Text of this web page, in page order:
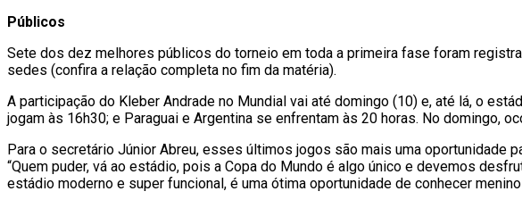
Públicos
Sete dos dez melhores públicos do torneio em toda a primeira fase foram
sedes (confira a relação completa no fim da matéria).
A participação do Kleber Andrade no Mundial vai até domingo (10) e, até lá, o
jogam às 16h30; e Paraguai e Argentina se enfrentam às 20 horas. No domingo,
Para o secretário Júnior Abreu, esses últimos jogos são mais uma oportunidade
“Quem puder, vá ao estádio, pois a Copa do Mundo é algo único e devemos
estádio moderno e super funcional, é uma ótima oportunidade de conhecer